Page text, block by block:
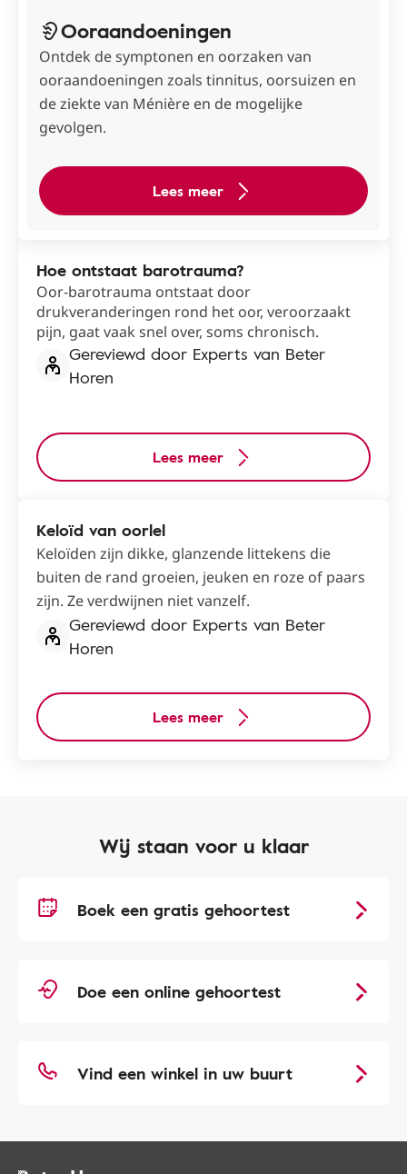
Ooraandoeningen
Ontdek de symptonen en oorzaken van
ooraandoeningen zoals tinnitus, oorsuizen en
de ziekte van Ménière en de mogelijke
gevolgen.
Lees meer
Hoe ontstaat barotrauma?
Oor-barotrauma ontstaat door
drukveranderingen rond het oor, veroorzaakt
pijn, gaat vaak snel over, soms chronisch.
Gereviewd door Experts van Beter
Horen
Lees meer
Keloïd van oorlel
Keloïden zijn dikke, glanzende littekens die
buiten de rand groeien, jeuken en roze of paars
zijn. Ze verdwijnen niet vanzelf.
Gereviewd door Experts van Beter
Horen
Lees meer
Wij staan voor u klaar
Boek een gratis gehoortest
Doe een online gehoortest
Vind een winkel in uw buurt